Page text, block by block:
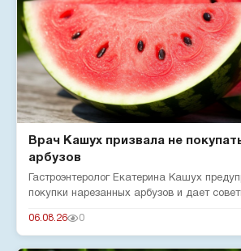
Врач Кашух призвала не
арбузов
Гастроэнтеролог Екатерина Кашух
покупки нарезанных арбузов и дает
06.08.26 0